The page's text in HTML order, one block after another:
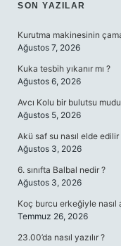
SON YAZILAR
Kurutma makinesinin
Ağustos 7, 2026
Kuka tesbih yıkanır mı ?
Ağustos 6, 2026
Avcı Kolu bir bulutsu
Ağustos 5, 2026
Akü saf su nasıl elde edilir
Ağustos 3, 2026
6. sınıfta Balbal nedir ?
Ağustos 3, 2026
Koç burcu erkeğiyle nasıl
Temmuz 26, 2026
23.00’da nasıl yazılır ?